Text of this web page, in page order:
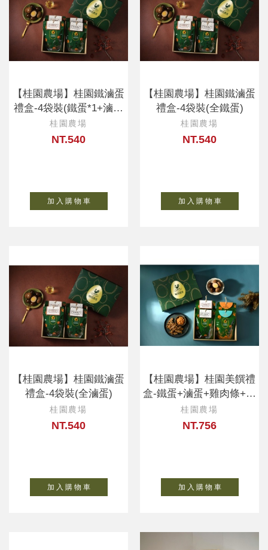
【桂園農場】桂園鐵滷蛋
禮盒-4袋裝(鐵蛋*1+滷蛋
*3)
桂園農場
NT.540
加 入 購 物 車
【桂園農場】桂園鐵滷蛋
禮盒-4袋裝(全鐵蛋)
桂園農場
NT.540
加 入 購 物 車
【桂園農場】桂園鐵滷蛋
禮盒-4袋裝(全滷蛋)
桂園農場
NT.540
加 入 購 物 車
【桂園農場】桂園美饌禮
盒-鐵蛋+滷蛋+雞肉條+雞
肉鬆
桂園農場
NT.756
加 入 購 物 車